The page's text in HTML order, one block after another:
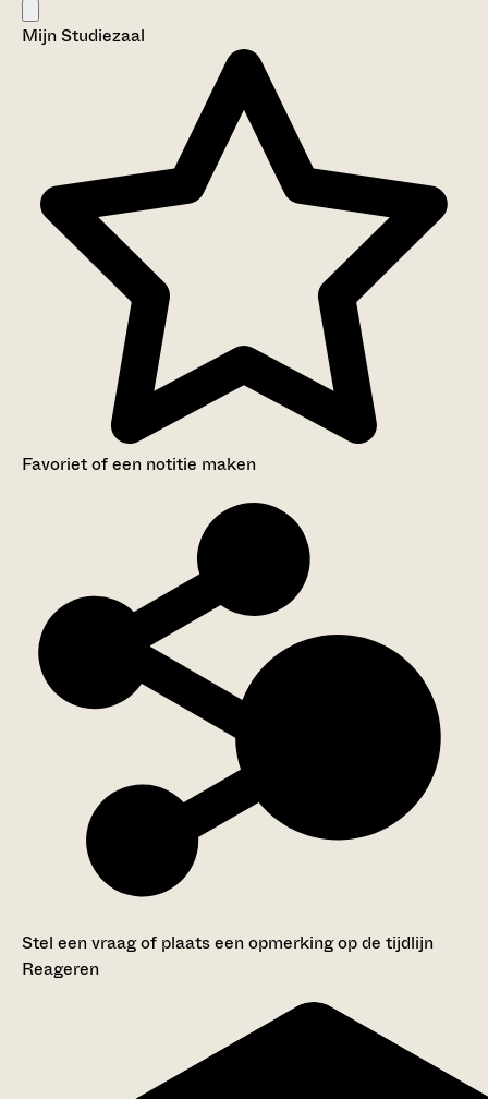
Mijn Studiezaal
Favoriet of een notitie maken
Stel een vraag of plaats een opmerking op de tijdlijn
Reageren